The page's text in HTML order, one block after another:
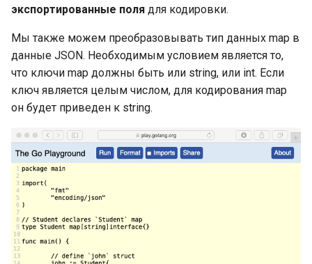
Подробнее об объявлениях
Введение выведения
типов в Go
Объявление констант
Типизированные
именованные константы
Автозаполнение в
объявлениях констант
iota в объявлениях
Интерфейсы в Go: упаковка
Функции make и new
экспортированные поля для кодировки.
Мы также можем преобразовывать тип данных map в
данные JSON. Необходимым условием является то,
что ключи map должны быть или string, или int. Если
ключ является целым числом, для кодирования map
он будет приведен к string.